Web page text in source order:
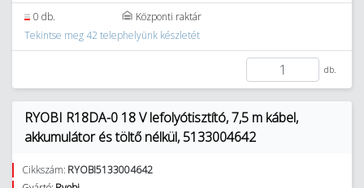
0 db.
Központi raktár
Tekintse meg 42 telephelyünk készletét
db.
RYOBI R18DA-0 18 V lefolyótisztító, 7,5 m kábel,
akkumulátor és töltő nélkül, 5133004642
Cikkszám: RYOBI5133004642